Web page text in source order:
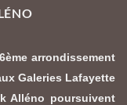
arrondissement
Galeries Lafayette
Alléno poursuivent